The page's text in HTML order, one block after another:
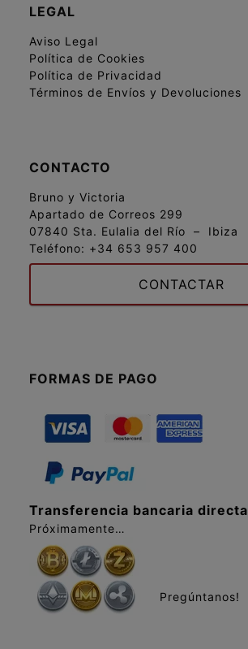
LEGAL
Aviso Legal
Política de Cookies
Política de Privacidad
Términos de Envíos y Devoluciones
CONTACTO
Bruno y Victoria
Apartado de Correos 299
07840 Sta. Eulalia del Río – Ibiza
Teléfono: +34 653 957 400
CONTACTAR
FORMAS DE PAGO
Transferencia bancaria directa
Próximamente…
Pregúntanos!